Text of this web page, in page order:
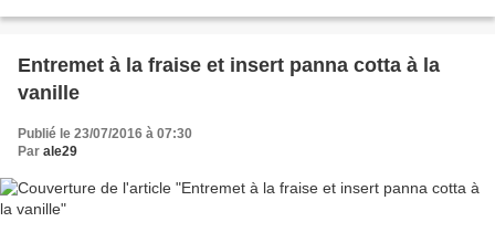
Entremet à la fraise et insert panna cotta à la
vanille
Publié le 23/07/2016 à 07:30
Par ale29